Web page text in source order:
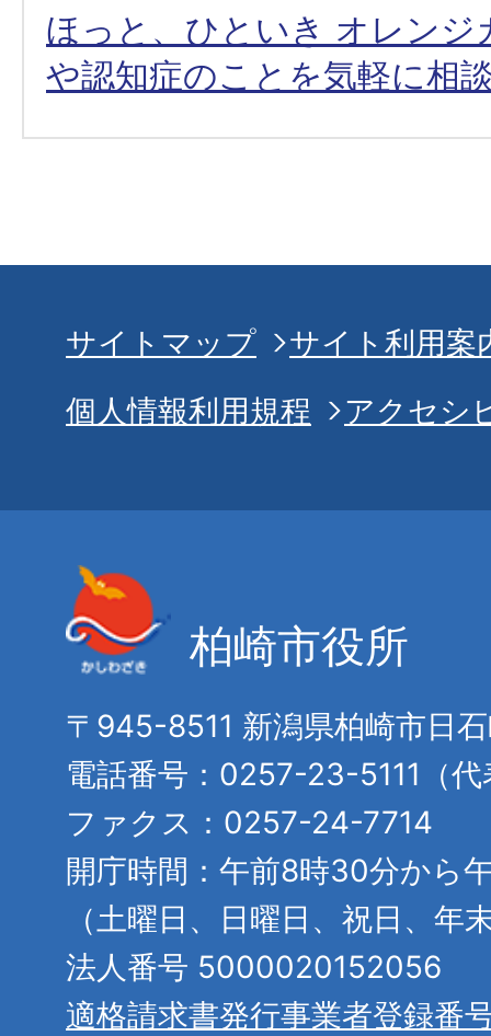
ほっと、ひといき オレン
や認知症のことを気軽に相
サイトマップ
サイト利用案
個人情報利用規程
アクセシ
柏崎市役所
〒945-8511 新潟県柏崎市日
電話番号：0257-23-5111（代
ファクス：0257-24-7714
開庁時間：午前8時30分から
（土曜日、日曜日、祝日、年
法人番号 5000020152056
適格請求書発行事業者登録番